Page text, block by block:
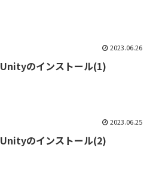
2023.06.26
Unityのインストール(1)
2023.06.25
Unityのインストール(2)